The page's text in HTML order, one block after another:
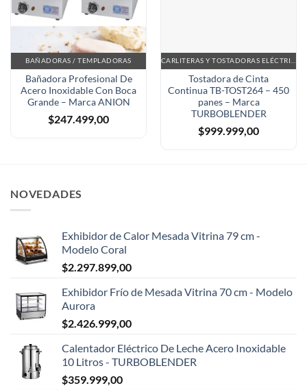
BAÑADORAS / TEMPLADORAS
Bañadora Profesional De
Acero Inoxidable Con Boca
Grande – Marca ANION
$247.499,00
CARLITERAS Y TOSTADORAS ELÉCTRICAS
Tostadora de Cinta
Continua TB-TOST264 – 450
panes – Marca
TURBOBLENDER
$999.999,00
NOVEDADES
Exhibidor de Calor Mesada Vitrina 79 cm -
Modelo Coral
$2.297.899,00
Exhibidor Frío de Mesada Vitrina 70 cm - Modelo
Aurora
$2.426.999,00
Calentador Eléctrico De Leche Acero Inoxidable
10 Litros - TURBOBLENDER
$359.999,00